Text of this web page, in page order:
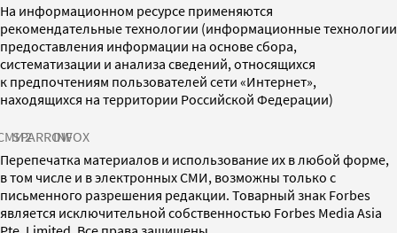
На информационном ресурсе применяются
рекомендательные технологии (информационные технологии
предоставления информации на основе сбора,
систематизации и анализа сведений, относящихся
к предпочтениям пользователей сети «Интернет»,
находящихся на территории Российской Федерации)
SPARROWINFOX
Перепечатка материалов и использование их в любой форме,
в том числе и в электронных СМИ, возможны только с
письменного разрешения редакции. Товарный знак Forbes
является исключительной собственностью Forbes Media Asia